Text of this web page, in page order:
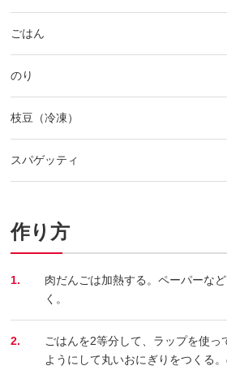
ごはん
のり
枝豆（冷凍）
スパゲッティ
作り方
1.
肉だんごは加熱する。ペーパーな
く。
2.
ごはんを2等分して、ラップを使っ
ようにして丸いおにぎりをつくる